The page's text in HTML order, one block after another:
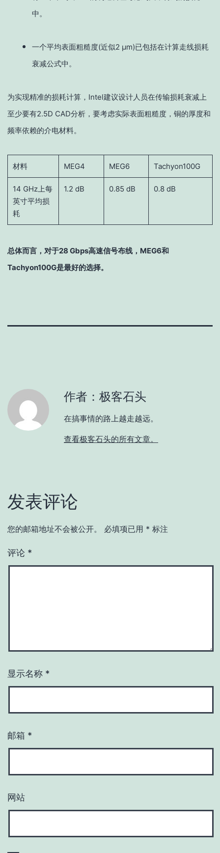
中。
一个平均表面粗糙度(近似2 µm)已包括在计算走线损耗
衰减公式中。
为实现精准的损耗计算，Intel建议设计人员在传输损耗衰减上
至少要有2.5D CAD分析，要考虑实际表面粗糙度，铜的厚度和
频率依赖的介电材料。
材料 MEG4 MEG6 Tachyon100G
14 GHz上每
英寸平均损
耗
1.2 dB 0.85 dB 0.8 dB
总体而言，对于28 Gbps高速信号布线，MEG6和
Tachyon100G是最好的选择。
作者：极客石头
在搞事情的路上越走越远。
查看极客石头的所有文章。
发表评论
您的邮箱地址不会被公开。 必填项已用 * 标注
评论 *
显示名称 *
邮箱 *
网站